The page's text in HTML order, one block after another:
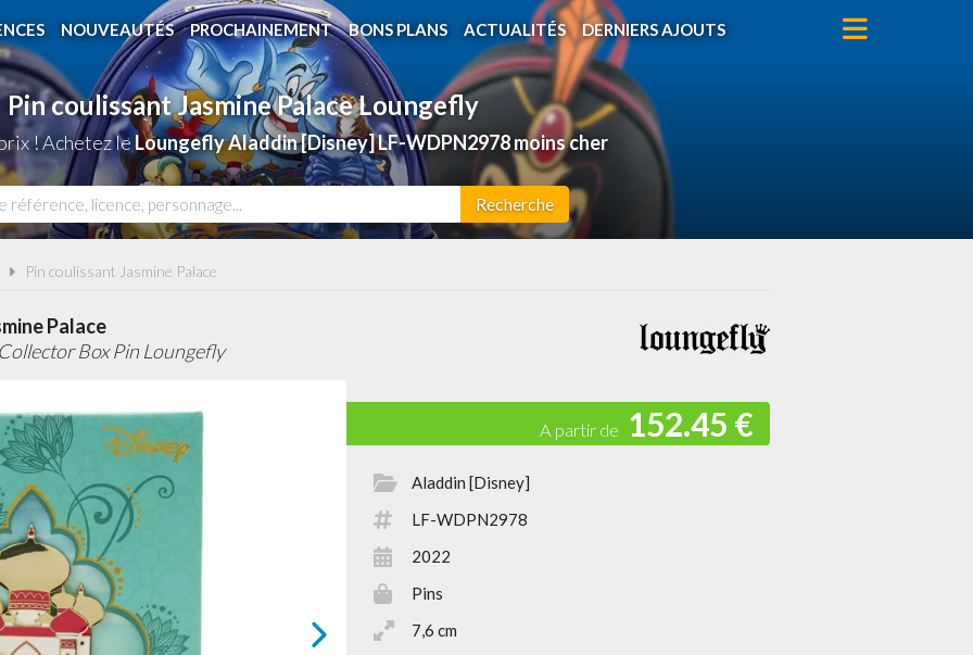
NOUVEAUTÉS PROCHAINEMENT BONS PLANS ACTUALITÉS DERNIERS AJOUTS
Pin coulissant Jasmine Palace Loungefly
! Achetez leLoungefly Aladdin [Disney] LF-WDPN2978 moins cher
Recherche
Pin coulissant Jasmine Palace
Palace
Box Pin Loungefly
Aladdin [Disney]
LF-WDPN2978
2022
Pins
7,6 cm
152.45 €